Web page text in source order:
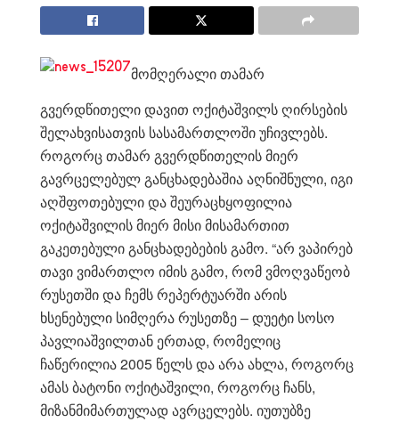
მომღერალი თამარ
გვერდწითელი დავით ოქიტაშვილს ღირსების
შელახვისათვის სასამართლოში უჩივლებს.
როგორც თამარ გვერდწითელის მიერ
გავრცელებულ განცხადებაშია აღნიშნული, იგი
აღშფოთებული და შეურაცხყოფილია
ოქიტაშვილის მიერ მისი მისამართით
გაკეთებული განცხადებების გამო. “არ ვაპირებ
თავი ვიმართლო იმის გამო, რომ ვმოღვაწეობ
რუსეთში და ჩემს რეპერტუარში არის
ხსენებული სიმღერა რუსეთზე – დუეტი სოსო
პავლიაშვილთან ერთად, რომელიც
ჩაწერილია 2005 წელს და არა ახლა, როგორც
ამას ბატონი ოქიტაშვილი, როგორც ჩანს,
მიზანმიმართულად ავრცელებს. იუთუბზე